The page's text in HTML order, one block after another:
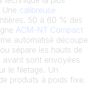
calibreuse
50 à 60 % des
ACM-NT Compact
automatisé découpe
sépare les hauts de
avant sont envoyées
le filetage. Un
produits à poids fixe.